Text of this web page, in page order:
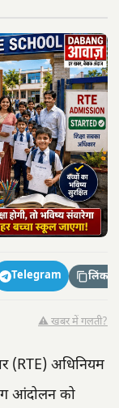
Telegram लिंक
⚠️ खबर में गलती?
(RTE) अधिनियम
आंदोलन को